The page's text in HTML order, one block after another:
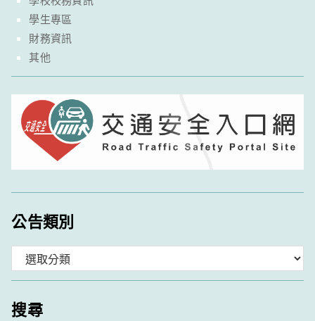
學生專區
財務資訊
其他
公告類別
類
搜尋